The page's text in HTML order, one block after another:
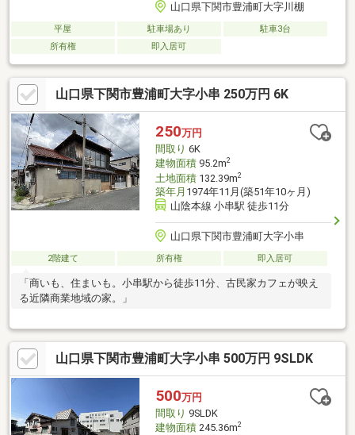
山口県下関市豊浦町大字川棚
平屋 駐車場あり
駐車3台
所有権
即入居可
山口県下関市豊浦町大字小串 250万円 6K
250万円
間取り 6K
建物面積95.2m2
土地面積132.39m2
築年月 1974年11月(築51年10ヶ月)
山陰本線 小串駅 徒歩11分
山口県下関市豊浦町大字小串
2階建て 所有権 即入居可
「商いも、住まいも。小串駅から徒歩11分、古民家カフェが映え
る近隣商業地域の家。」
山口県下関市豊浦町大字小串 500万円 9SLDK
500万円
間取り 9SLDK
建物面積245.36m2